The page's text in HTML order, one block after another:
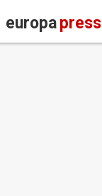
europapress